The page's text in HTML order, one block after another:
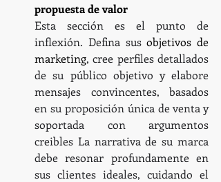
propuesta de valor
Esta sección es el punto de
inflexión. Defina sus objetivos de
marketing, cree perfiles detallados
de su público objetivo y elabore
mensajes convincentes, basados
en su proposición única de venta y
soportada con argumentos
creibles La narrativa de su marca
debe resonar profundamente en
sus clientes ideales, cuidando el